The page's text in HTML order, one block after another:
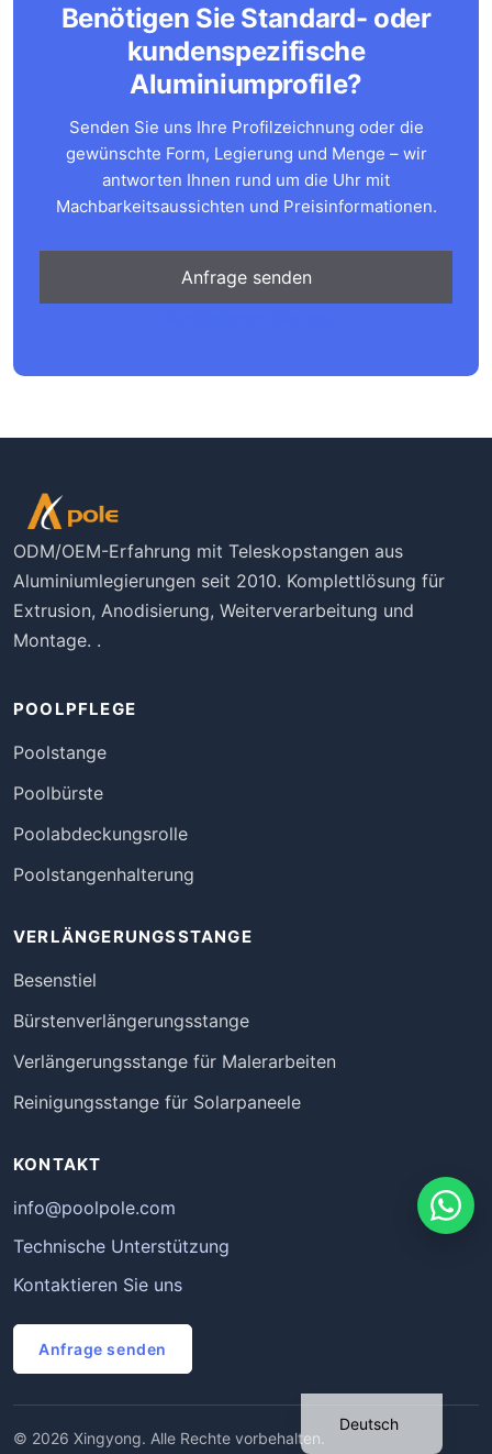
Benötigen Sie Standard- oder
kundenspezifische
Aluminiumprofile?
Senden Sie uns Ihre Profilzeichnung oder die
gewünschte Form, Legierung und Menge – wir
antworten Ihnen rund um die Uhr mit
Machbarkeitsaussichten und Preisinformationen.
Anfrage senden
ODM/OEM-Erfahrung mit Teleskopstangen aus
Aluminiumlegierungen seit 2010. Komplettlösung für
Extrusion, Anodisierung, Weiterverarbeitung und
Montage. .
POOLPFLEGE
Poolstange
Poolbürste
Poolabdeckungsrolle
Poolstangenhalterung
VERLÄNGERUNGSSTANGE
Besenstiel
Bürstenverlängerungsstange
Verlängerungsstange für Malerarbeiten
Reinigungsstange für Solarpaneele
KONTAKT
info@poolpole.com
Technische Unterstützung
Kontaktieren Sie uns
Anfrage senden
© 2026 Xingyong. Alle Rechte vorbehalten.
Deutsch